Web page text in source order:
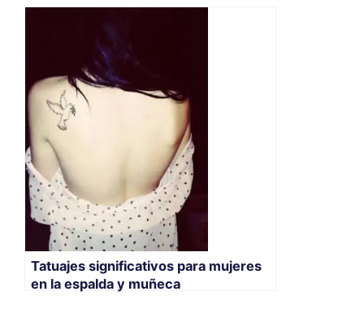
Tatuajes significativos para mujeres
en la espalda y muñeca